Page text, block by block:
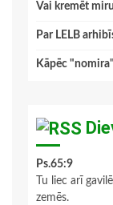
Vai kremēt
Par LELB
Kāpēc
Ps.65:9
Tu liec arī
zemēs.